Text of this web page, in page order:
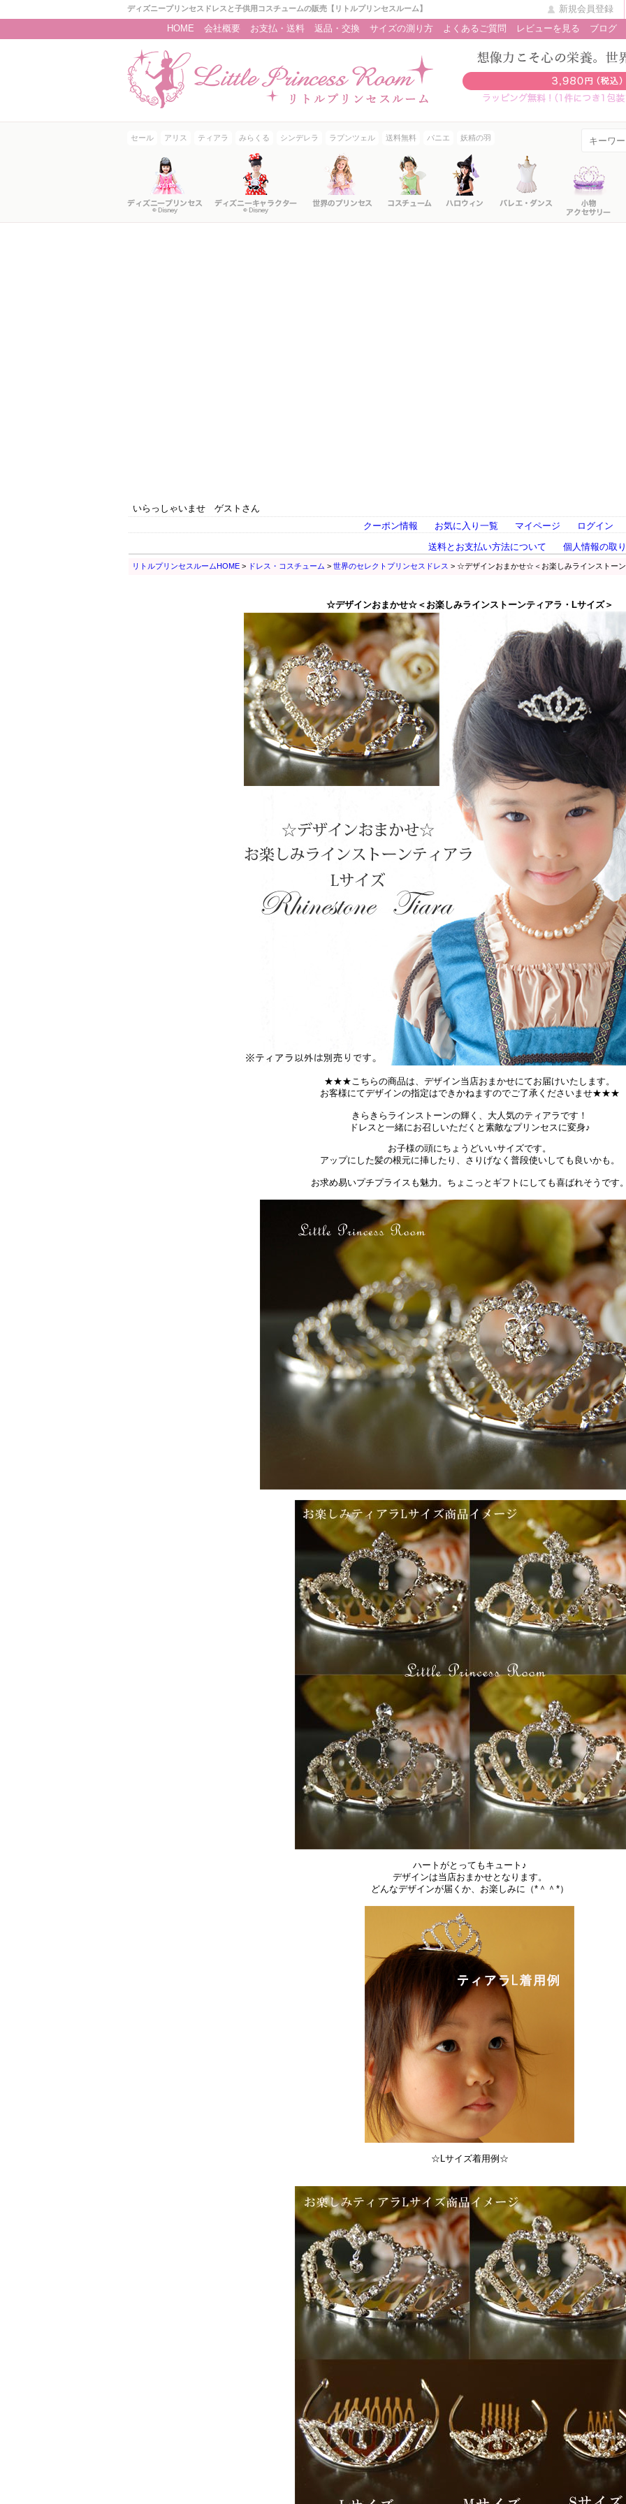
ディズニープリンセスドレスと子供用コスチュームの販売【リトルプリンセスルーム】
新規会員登録
HOME
会社概要 お支払・送料 返品・交換 サイズの測り方 よくあるご質問 レビューを見る ブログ
セール アリス ティアラ みらくる シンデレラ ラプンツェル 送料無料 パニエ 妖精の羽
いらっしゃいませ ゲストさん
クーポン情報
お気に入り一覧 マイページ
ログイン
送料とお支払い方法について
個人情報の取
リトルプリンセスルームHOME > ドレス・コスチューム > 世界のセレクトプリンセスドレス > ☆デザインおまかせ☆＜お楽しみラインストー
☆デザインおまかせ☆＜お楽しみラインストーンティアラ・Lサイズ＞
★★★こちらの商品は、デザイン当店おまかせにてお届けいたします。
お客様にてデザインの指定はできかねますのでご了承くださいませ★★★
きらきらラインストーンの輝く、大人気のティアラです！
ドレスと一緒にお召しいただくと素敵なプリンセスに変身♪
お子様の頭にちょうどいいサイズです。
アップにした髪の根元に挿したり、さりげなく普段使いしても良いかも。
お求め易いプチプライスも魅力。ちょこっとギフトにしても喜ばれそうです
ハートがとってもキュート♪
デザインは当店おまかせとなります。
どんなデザインが届くか、お楽しみに（*＾＾*）
☆Lサイズ着用例☆